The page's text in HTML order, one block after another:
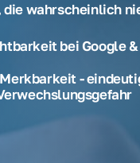
die wahrscheinlich
bei Google &
-